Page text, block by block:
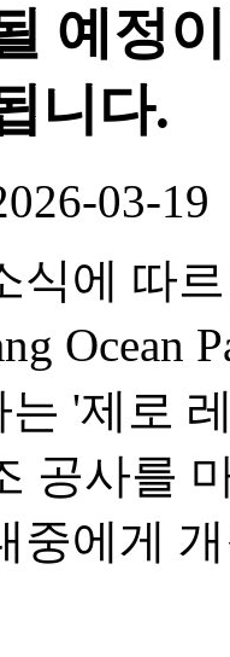
예정
니다.
03-19
식에 따
Ocean
는 '제로
공사를
중에게